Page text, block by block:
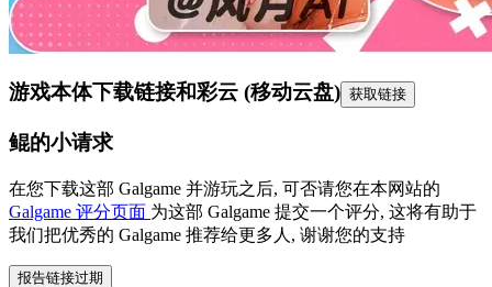
游戏本体下载链接和彩云 (移动云盘) 获取链接
鲲的小请求
在您下载这部 Galgame 并游玩之后, 可否请您在本网站的
Galgame 评分页面 为这部 Galgame 提交一个评分, 这将有助于
我们把优秀的 Galgame 推荐给更多人, 谢谢您的支持
报告链接过期